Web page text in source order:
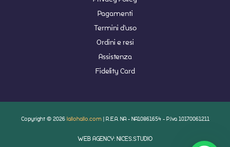
Pagamenti
Termini d'uso
Ordini e resi
Assistenza
Fidelity Card
Copyright © 2026 lallohallo.com | R.E.A. NA - NA10861654 - P.Iva 10170061211
WEB AGENCY: NICES.STUDIO